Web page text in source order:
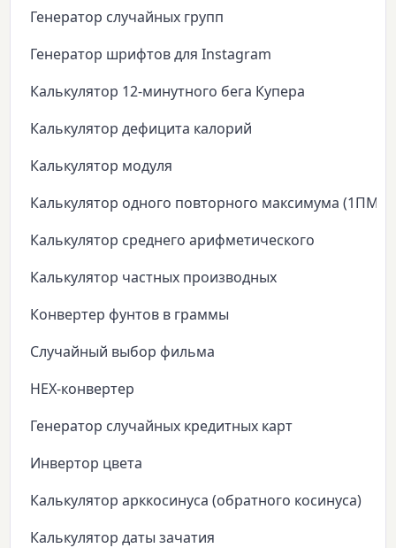
Генератор случайных групп
Генератор шрифтов для Instagram
Калькулятор 12-минутного бега Купера
Калькулятор дефицита калорий
Калькулятор модуля
Калькулятор одного повторного максимума (1ПМ)
Калькулятор среднего арифметического
Калькулятор частных производных
Конвертер фунтов в граммы
Случайный выбор фильма
HEX-конвертер
Генератор случайных кредитных карт
Инвертор цвета
Калькулятор арккосинуса (обратного косинуса)
Калькулятор даты зачатия